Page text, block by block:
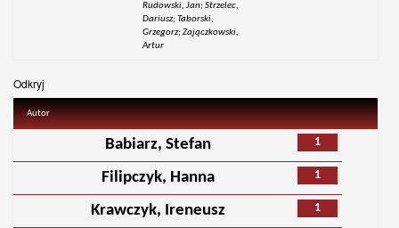
Rudowski, Jan; Strzelec,
Dariusz; Taborski,
Grzegorz; Zajączkowski,
Artur
Odkryj
Autor
1
Babiarz, Stefan
1
Filipczyk, Hanna
1
Krawczyk, Ireneusz